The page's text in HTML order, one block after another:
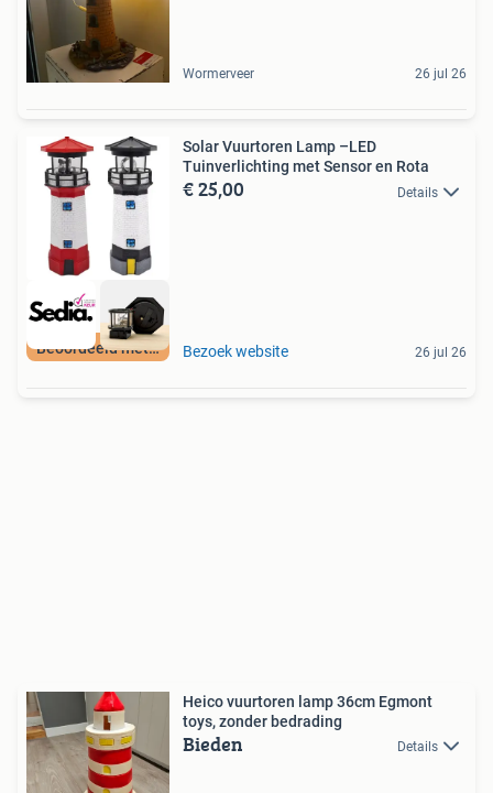
Wormerveer 26 jul 26
Beoordeeld met 9+
Solar Vuurtoren Lamp –LED
Tuinverlichting met Sensor en Rota
€ 25,00 Details
Bezoek website 26 jul 26
Heico vuurtoren lamp 36cm Egmont
toys, zonder bedrading
Bieden Details